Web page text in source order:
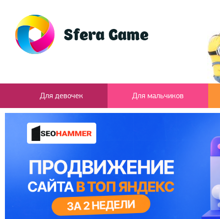
Для девочек Для мальчиков